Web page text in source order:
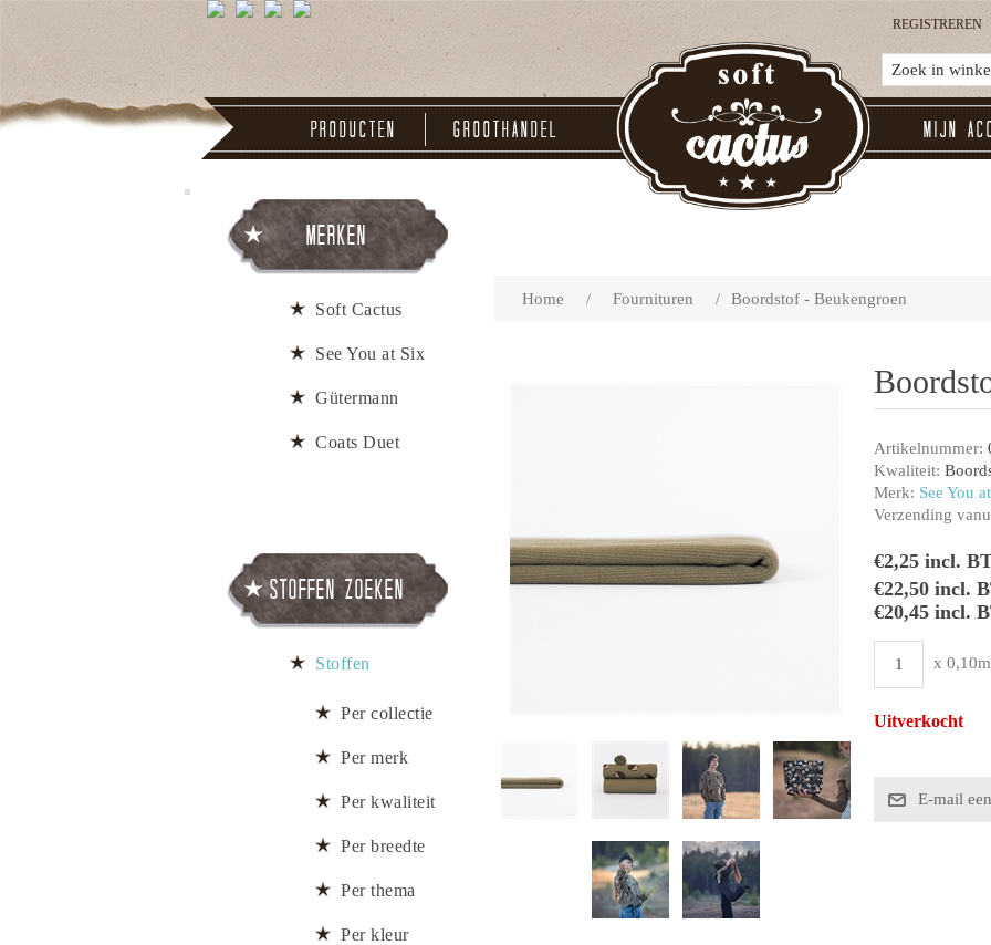
REGISTREREN
Producten Groothandel Mijn
Home / Fournituren / Boordstof - Beukengroen
Artikelnummer:
Kwaliteit:
Merk: See You
Verzending
€2,25 incl.
€22,50 incl.
€20,45 incl.
x 0,10m
Uitverkocht
Merken
Soft Cactus
See You at Six
Gütermann
Coats Duet
Stoffen zoeken
Stoffen
Per collectie
Per merk
Per kwaliteit
Per breedte
Per thema
Per kleur